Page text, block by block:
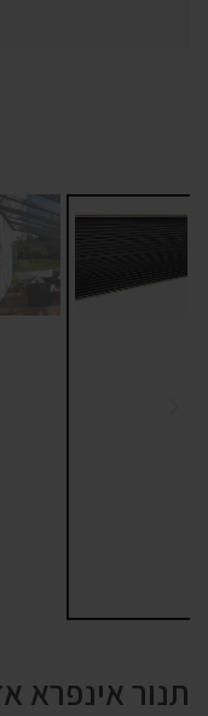
תנור אינפרא